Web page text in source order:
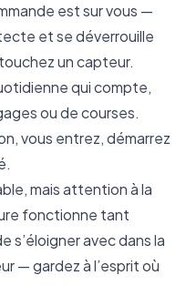
est sur vous —
et se déverrouille
un capteur.
qui compte,
ou de courses.
vous entrez, démarrez
mais attention à la
fonctionne tant
s’éloigner avec dans la
— gardez à l’esprit où